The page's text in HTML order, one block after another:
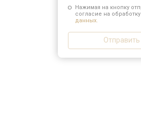
Нажимая на кнопку
согласие на
данных.
Отправить